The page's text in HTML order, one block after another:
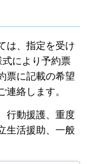
は、指定を受け
により予約票
票に記載の希望
連絡します。
行動援護、重度
生活援助、一般